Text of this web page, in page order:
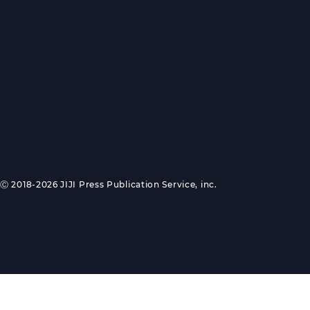
Ⓒ 2018-2026 JIJI Press Publication Service, inc.